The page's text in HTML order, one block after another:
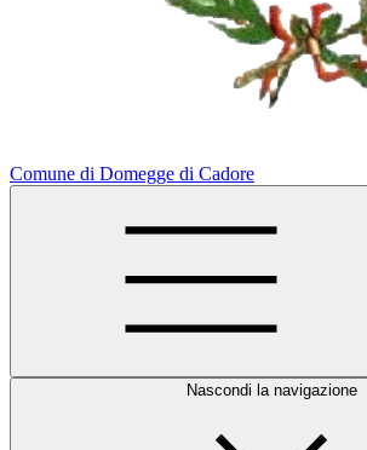
Comune di Domegge di Cadore
Nascondi la navigazione